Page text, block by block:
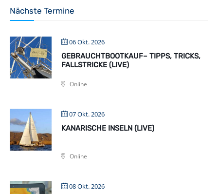
Nächste Termine
06 Okt. 2026
GEBRAUCHTBOOTKAUF– TIPPS, TRICKS,
FALLSTRICKE (LIVE)
Online
07 Okt. 2026
KANARISCHE INSELN (LIVE)
Online
08 Okt. 2026